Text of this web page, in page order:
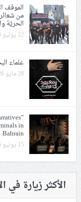
الموقف
من
الحريّة
22 يونيو 2026
علماء
28 مايو 2026
in
Bahrain
15 يونيو 2026
الأكثر زيارة في